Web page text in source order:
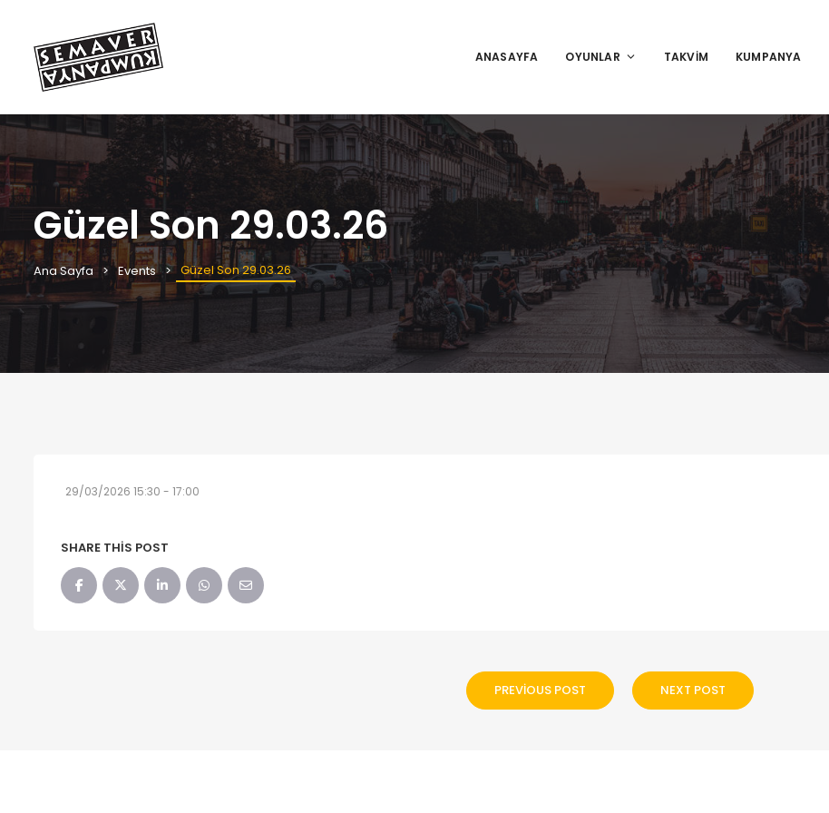
ANASAYFA OYUNLAR TAKVIM KUMPANYA
Güzel Son 29.03.26
Ana Sayfa Events Güzel Son 29.03.26
29/03/2026 15:30 - 17:00
SHARE THIS POST
PREVIOUS POST NEXT POST